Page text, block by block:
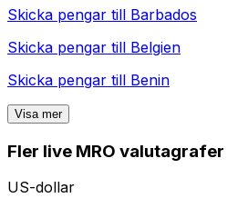
Skicka pengar till Barbados
Skicka pengar till Belgien
Skicka pengar till Benin
Visa mer
Fler live MRO valutagrafer
US-dollar